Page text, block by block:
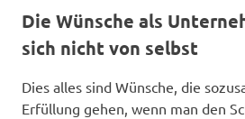
Die Wünsche als
sich nicht von selbst
Dies alles sind Wünsche, die
Erfüllung gehen, wenn man den